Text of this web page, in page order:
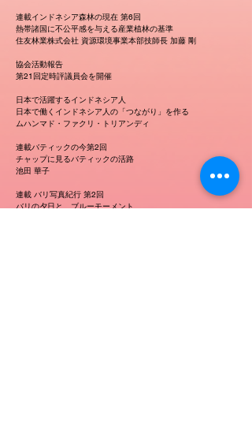
連載インドネシア森林の現在 第6回
熱帯諸国に不公平感を与える産業植林の基準
住友林業株式会社 資源環境事業本部技師長 加藤 剛
協会活動報告
第21回定時評議員会を開催
日本で活躍するインドネシア人
日本で働くインドネシア人の「つながり」を作る
ムハンマド・ファクリ・トリアンディ
連載バティックの今第2回
チャップに見るバティックの活路
池田 華子
連載 バリ写真紀行 第2回
バリの夕日と、ブルーモーメント